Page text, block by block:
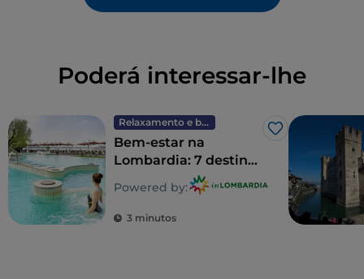
Poderá interessar-lhe
Relaxamento e bem-estar
Gosto
Bem-estar na
Lombardia: 7 destinos
desintoxicação total
Powered by:
3 minutos